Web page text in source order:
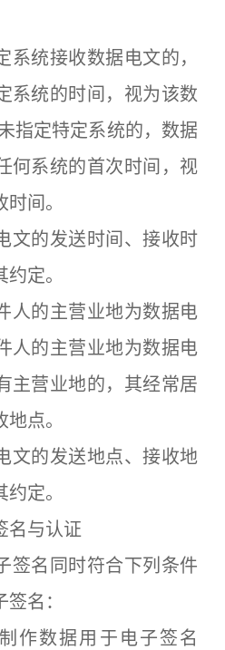
统接收数据电文的，
系统的时间，视为该数
指定特定系统的，数据
何系统的首次时间，视
间。
的发送时间、接收时
定。
的主营业地为数据电
人的主营业地为数据电
主营业地的，其经常居
点。
的发送地点、接收地
定。
与认证
名同时符合下列条件
名：
数据用于电子签名